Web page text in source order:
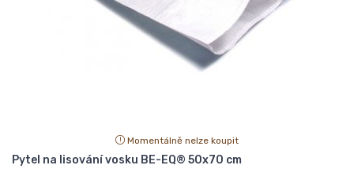
Momentálně nelze koupit
Pytel na lisování vosku BE-EQ® 50x70 cm